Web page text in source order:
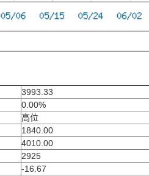
3993.33
0.00%
高位
1840.00
4010.00
2925
-16.67